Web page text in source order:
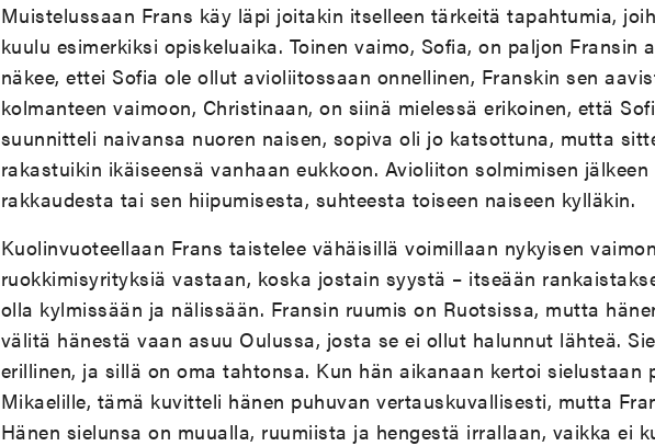
Muistelussaan Frans käy läpi joitakin itselleen tärkeitä tapahtumia,
kuulu esimerkiksi opiskeluaika. Toinen vaimo, Sofia, on paljon Fransin
näkee, ettei Sofia ole ollut avioliitossaan onnellinen, Franskin sen
kolmanteen vaimoon, Christinaan, on siinä mielessä erikoinen, että
suunnitteli naivansa nuoren naisen, sopiva oli jo katsottuna, mutta
rakastuikin ikäiseensä vanhaan eukkoon. Avioliiton solmimisen
rakkaudesta tai sen hiipumisesta, suhteesta toiseen naiseen kylläkin.
Kuolinvuoteellaan Frans taistelee vähäisillä voimillaan nykyisen
ruokkimisyrityksiä vastaan, koska jostain syystä – itseään
olla kylmissään ja nälissään. Fransin ruumis on Ruotsissa, mutta
välitä hänestä vaan asuu Oulussa, josta se ei ollut halunnut lähteä.
erillinen, ja sillä on oma tahtonsa. Kun hän aikanaan kertoi sielustaan
Mikaelille, tämä kuvitteli hänen puhuvan vertauskuvallisesti, mutta
Hänen sielunsa on muualla, ruumiista ja hengestä irrallaan, vaikka ei